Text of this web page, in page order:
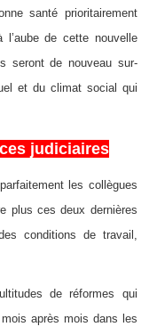
santé prioritairement
de cette nouvelle
seront de nouveau sur-
et du climat social qui
judiciaires
les collègues
plus ces deux dernières
conditions de travail,
de réformes qui
après mois dans les